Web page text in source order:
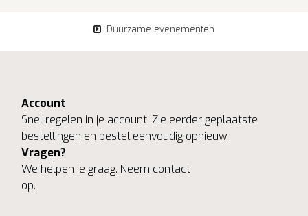
Duurzame evenementen
Account
Snel regelen in je account. Zie eerder geplaatste
bestellingen en bestel eenvoudig opnieuw.
Vragen?
We helpen je graag. Neem contact
op.